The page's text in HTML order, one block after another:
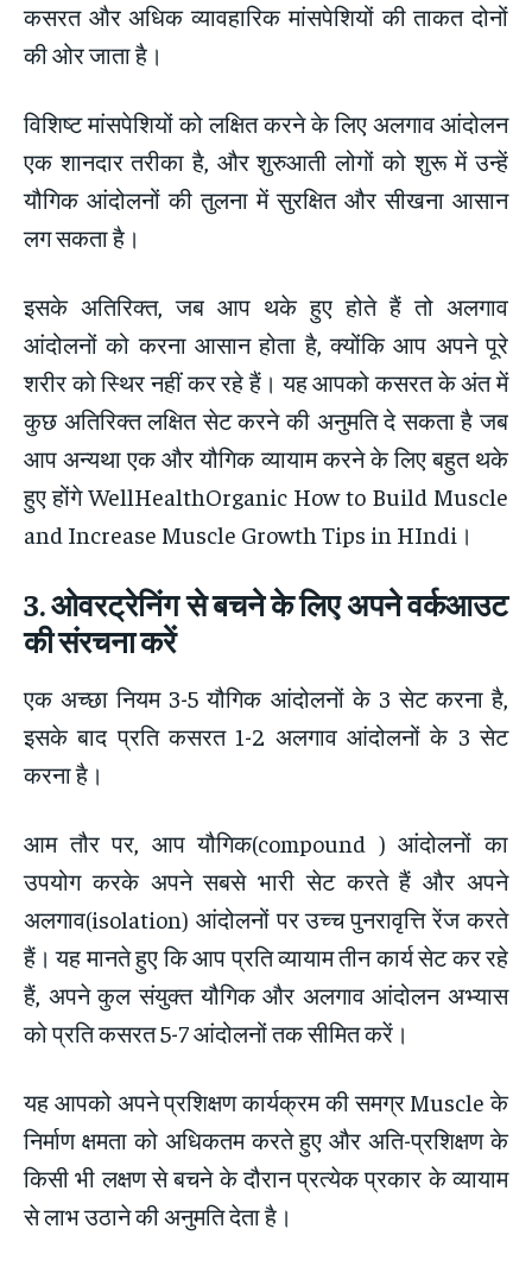
कसरत और अधिक व्यावहारिक मांसपेशियों की ताकत दोनों
की ओर जाता है।
विशिष्ट मांसपेशियों को लक्षित करने के लिए अलगाव आंदोलन
एक शानदार तरीका है, और शुरुआती लोगों को शुरू में उन्हें
यौगिक आंदोलनों की तुलना में सुरक्षित और सीखना आसान
लग सकता है।
इसके अतिरिक्त, जब आप थके हुए होते हैं तो अलगाव
आंदोलनों को करना आसान होता है, क्योंकि आप अपने पूरे
शरीर को स्थिर नहीं कर रहे हैं। यह आपको कसरत के अंत में
कुछ अतिरिक्त लक्षित सेट करने की अनुमति दे सकता है जब
आप अन्यथा एक और यौगिक व्यायाम करने के लिए बहुत थके
हुए होंगे WellHealthOrganic How to Build Muscle
and Increase Muscle Growth Tips in HIndi।
3.ओवरट्रेनिंग से बचने के लिए अपने वर्कआउट
की संरचना करें
एक अच्छा नियम 3-5 यौगिक आंदोलनों के 3 सेट करना है,
इसके बाद प्रति कसरत 1-2 अलगाव आंदोलनों के 3 सेट
करना है।
आम तौर पर, आप यौगिक(compound ) आंदोलनों का
उपयोग करके अपने सबसे भारी सेट करते हैं और अपने
अलगाव(isolation) आंदोलनों पर उच्च पुनरावृत्ति रेंज करते
हैं। यह मानते हुए कि आप प्रति व्यायाम तीन कार्य सेट कर रहे
हैं, अपने कुल संयुक्त यौगिक और अलगाव आंदोलन अभ्यास
को प्रति कसरत 5-7 आंदोलनों तक सीमित करें।
यह आपको अपने प्रशिक्षण कार्यक्रम की समग्र Muscle के
निर्माण क्षमता को अधिकतम करते हुए और अति-प्रशिक्षण के
किसी भी लक्षण से बचने के दौरान प्रत्येक प्रकार के व्यायाम
से लाभ उठाने की अनुमति देता है।